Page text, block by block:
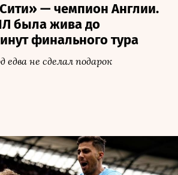
— чемпион Англии.
была жива до
финального тура
не сделал подарок